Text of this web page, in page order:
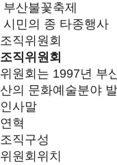
부산불꽃축제
시민의 종 타종행사
조직위원회
조직위원회
위원회는 1997년 부
산의 문화예술분야
인사말
연혁
조직구성
위원회위치